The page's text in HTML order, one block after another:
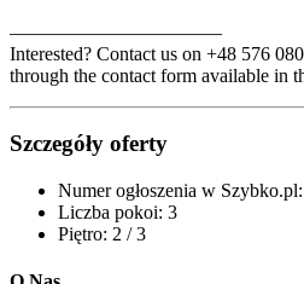
———————————
Interested? Contact us on +48 576
through the contact form available in
Szczegóły oferty
Numer ogłoszenia w Szybko.pl:
Liczba pokoi: 3
Piętro: 2 / 3